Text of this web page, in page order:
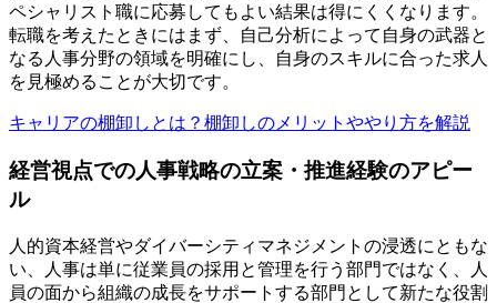
ペシャリスト職に応募してもよい結果は得にくくなります。
転職を考えたときにはまず、自己分析によって自身の武器と
なる人事分野の領域を明確にし、自身のスキルに合った求人
を見極めることが大切です。
キャリアの棚卸しとは？棚卸しのメリットややり方を解説
経営視点での人事戦略の立案・推進経験のアピー
ル
人的資本経営やダイバーシティマネジメントの浸透にともな
い、人事は単に従業員の採用と管理を行う部門ではなく、人
員の面から組織の成長をサポートする部門として新たな役割